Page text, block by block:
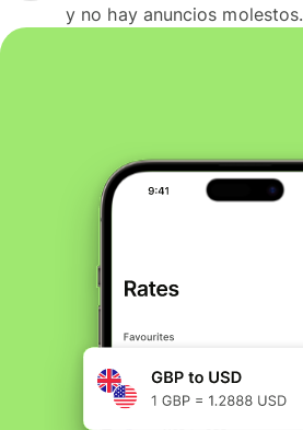
y no hay anuncios molestos.